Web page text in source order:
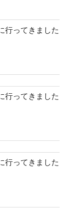
行ってきました
行ってきました
行ってきました